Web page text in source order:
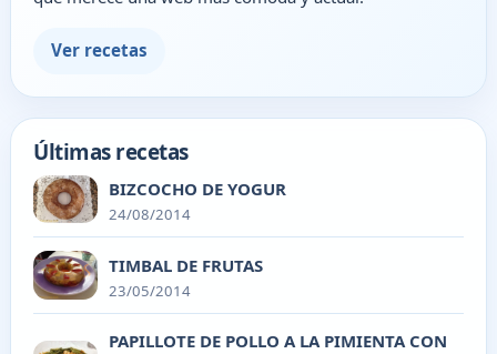
Ver recetas
Últimas recetas
BIZCOCHO DE YOGUR
24/08/2014
TIMBAL DE FRUTAS
23/05/2014
PAPILLOTE DE POLLO A LA PIMIENTA CON